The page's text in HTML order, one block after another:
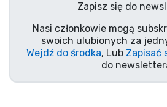
Zapisz się do
Nasi członkowie mogą
swoich ulubionych za
Wejdź do środka, Lub Zapisać
do
Typy produktów
Marki